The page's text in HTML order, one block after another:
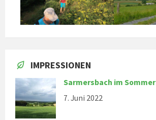
IMPRESSIONEN
Sarmersbach im Sommer
7. Juni 2022